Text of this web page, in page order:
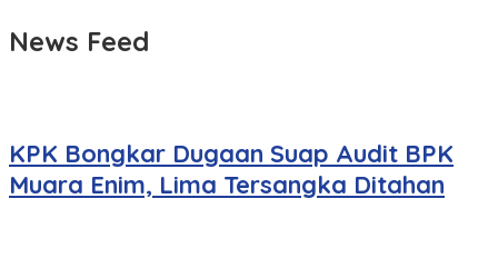
News Feed
KPK Bongkar Dugaan Suap Audit BPK
Muara Enim, Lima Tersangka Ditahan